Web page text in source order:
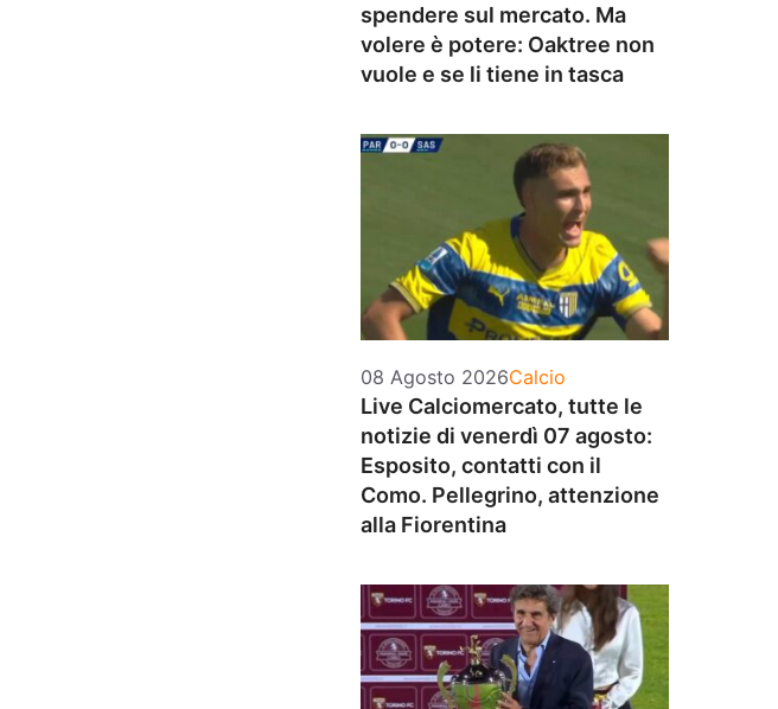
spendere sul mercato. Ma
volere è potere: Oaktree non
vuole e se li tiene in tasca
08 Agosto 2026Categorie
Calcio
Live Calciomercato, tutte le
notizie di venerdì 07 agosto:
Esposito, contatti con il
Como. Pellegrino, attenzione
alla Fiorentina